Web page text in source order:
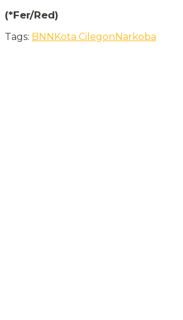
(*Fer/Red)
Tags: BNNKota CilegonNarkoba